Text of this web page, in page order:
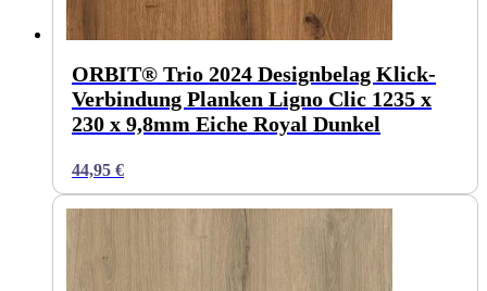
ORBIT® Trio 2024 Designbelag Klick-
Verbindung Planken Ligno Clic 1235 x
230 x 9,8mm Eiche Royal Dunkel
44,95 €